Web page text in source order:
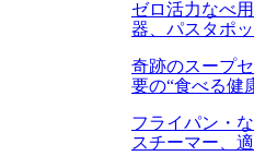
ゼロ活力なべ
器、パスタポ
奇跡のスープ
要の“食べる健
フライパン・
スチーマー、